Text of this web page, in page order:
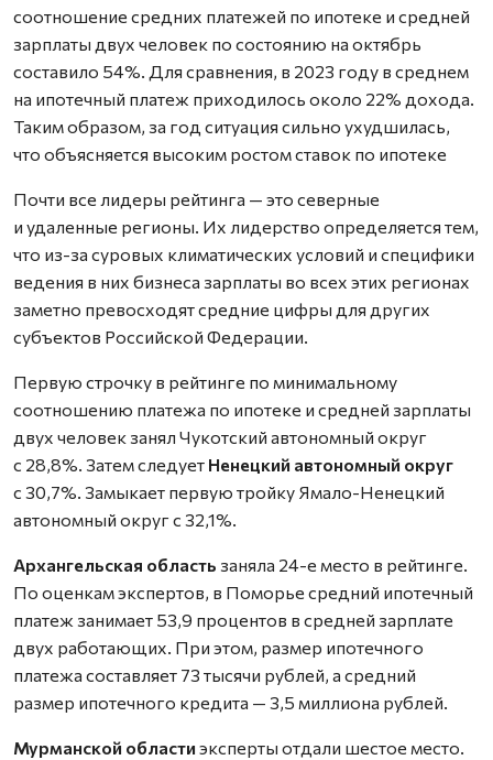
соотношение средних платежей по ипотеке и средней
зарплаты двух человек по состоянию на октябрь
составило 54%. Для сравнения, в 2023 году в среднем
на ипотечный платеж приходилось около 22% дохода.
Таким образом, за год ситуация сильно ухудшилась,
что объясняется высоким ростом ставок по ипотеке
Почти все лидеры рейтинга — это северные
и удаленные регионы. Их лидерство определяется тем,
что из-за суровых климатических условий и специфики
ведения в них бизнеса зарплаты во всех этих регионах
заметно превосходят средние цифры для других
субъектов Российской Федерации.
Первую строчку в рейтинге по минимальному
соотношению платежа по ипотеке и средней зарплаты
двух человек занял Чукотский автономный округ
с 28,8%. Затем следует Ненецкий автономный округ
с 30,7%. Замыкает первую тройку Ямало-Ненецкий
автономный округ с 32,1%.
Архангельская область заняла 24-е место в рейтинге.
По оценкам экспертов, в Поморье средний ипотечный
платеж занимает 53,9 процентов в средней зарплате
двух работающих. При этом, размер ипотечного
платежа составляет 73 тысячи рублей, а средний
размер ипотечного кредита — 3,5 миллиона рублей.
Мурманской области эксперты отдали шестое место.